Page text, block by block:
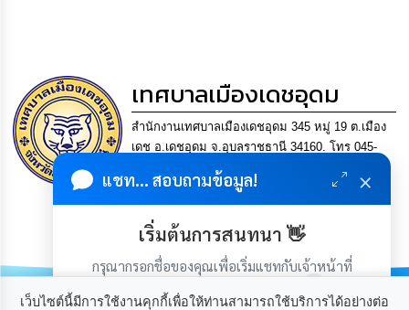
เว็บไซต์นี้มีการใช้งานคุกกี้เพื่อให้ท่านสามารถใช้บริการได้อย่างต่อ
เทศบาลเมืองเดชอุดม
สำนักงานเทศบาลเมืองเดชอุดม 345 หมู่ 19 ต.เมือง
เดช อ.เดชอุดม จ.อุบลราชธานี 34160. โทร 045-
saraban@detudomcity.go.th
การบริหารงานที่โปร่งใส
มีเศรษฐกิจมั่นคง ประชาชนอยู่เย็นเป็นสุข
แชท... สอบถามข้อมูล! ×
เริ่มต้นการสนทนา 👋
กรุณากรอกชื่อของคุณเพื่อเริ่มแชทกับเจ้าหน้าที่